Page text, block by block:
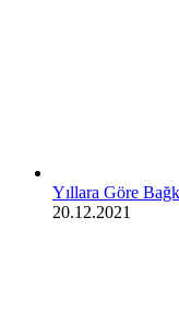
Yıllara Göre
20.12.2021